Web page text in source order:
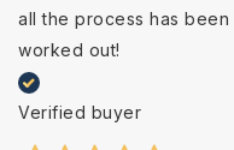
all the process has been
worked out!
Verified buyer